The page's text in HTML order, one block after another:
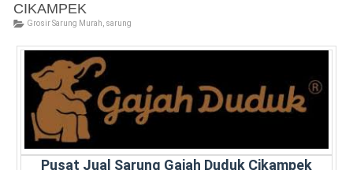
CIKAMPEK
Grosir Sarung Murah sarung
Pusat Jual Sarung Gajah Duduk Cikampek